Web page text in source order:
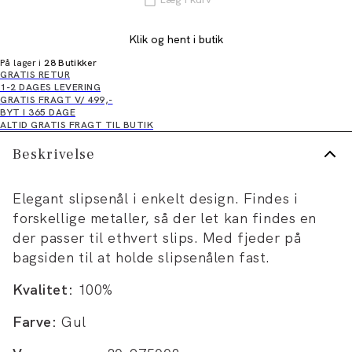
Klik og hent i butik
På lager i 28 Butikker
GRATIS RETUR
1-2 DAGES LEVERING
GRATIS FRAGT V/ 499,-
BYT I 365 DAGE
ALTID GRATIS FRAGT TIL BUTIK
Beskrivelse
Elegant slipsenål i enkelt design. Findes i
forskellige metaller, så der let kan findes en
der passer til ethvert slips. Med fjeder på
bagsiden til at holde slipsenålen fast.
Kvalitet: 100%
Farve: Gul